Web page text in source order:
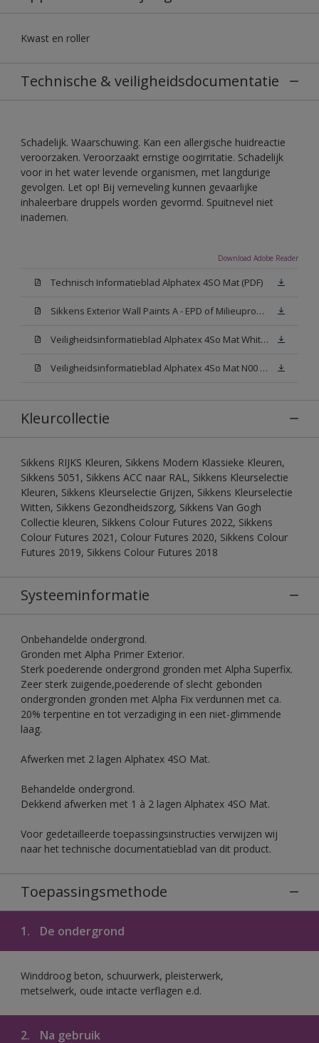
Kwast en roller
Technische & veiligheidsdocumentatie
Schadelijk. Waarschuwing. Kan een allergische huidreactie
veroorzaken. Veroorzaakt ernstige oogirritatie. Schadelijk
voor in het water levende organismen, met langdurige
gevolgen. Let op! Bij verneveling kunnen gevaarlijke
inhaleerbare druppels worden gevormd. Spuitnevel niet
inademen.
Download Adobe Reader
Technisch Informatieblad Alphatex 4SO Mat (PDF)
Sikkens Exterior Wall Paints A - EPD of Milieuproductverklaring
Veiligheidsinformatieblad Alphatex 4So Mat White W05 (MSDS)
Veiligheidsinformatieblad Alphatex 4So Mat N00 (MSDS)
Kleurcollectie
Sikkens RIJKS Kleuren, Sikkens Modern Klassieke Kleuren,
Sikkens 5051, Sikkens ACC naar RAL, Sikkens Kleurselectie
Kleuren, Sikkens Kleurselectie Grijzen, Sikkens Kleurselectie
Witten, Sikkens Gezondheidszorg, Sikkens Van Gogh
Collectie kleuren, Sikkens Colour Futures 2022, Sikkens
Colour Futures 2021, Colour Futures 2020, Sikkens Colour
Futures 2019, Sikkens Colour Futures 2018
Systeeminformatie
Onbehandelde ondergrond.
Gronden met Alpha Primer Exterior.
Sterk poederende ondergrond gronden met Alpha Superfix.
Zeer sterk zuigende,poederende of slecht gebonden
ondergronden gronden met Alpha Fix verdunnen met ca.
20% terpentine en tot verzadiging in een niet-glimmende
laag.
Afwerken met 2 lagen Alphatex 4SO Mat.
Behandelde ondergrond.
Dekkend afwerken met 1 à 2 lagen Alphatex 4SO Mat.
Voor gedetailleerde toepassingsinstructies verwijzen wij
naar het technische documentatieblad van dit product.
Toepassingsmethode
1. De ondergrond
Winddroog beton, schuurwerk, pleisterwerk,
metselwerk, oude intacte verflagen e.d.
2. Na gebruik